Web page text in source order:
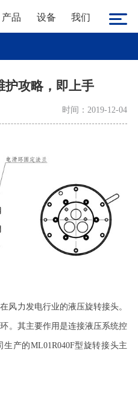
产品 设备 我们
护攻略，即上手
时间：2019-12-04
风力发电行业的液压旋转接头。
。其主要作用是连接液压系统控
生产的ML01R040F型旋转接头主